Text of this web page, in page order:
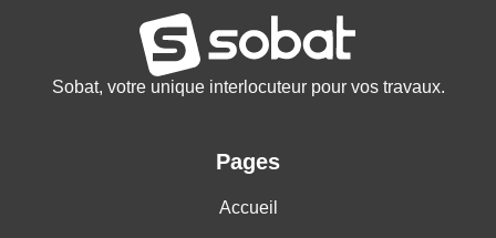
Sobat, votre unique interlocuteur pour vos travaux.
Pages
Accueil